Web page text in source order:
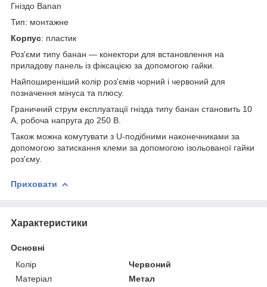
Гніздо Banan
Тип: монтажне
Корпус: пластик
Роз'єми типу банан — конектори для встановлення на
приладову панель із фіксацією за допомогою гайки.
Найпоширеніший колір роз'ємів чорний і червоний для
позначення мінуса та плюсу.
Граничний струм експлуатації гнізда типу банан становить 10
А, робоча напруга до 250 В.
Також можна комутувати з U-подібними наконечниками за
допомогою затискання клеми за допомогою ізольованої гайки
роз'єму.
Приховати
Характеристики
Основні
Колір
Червоний
Матеріал
Метал